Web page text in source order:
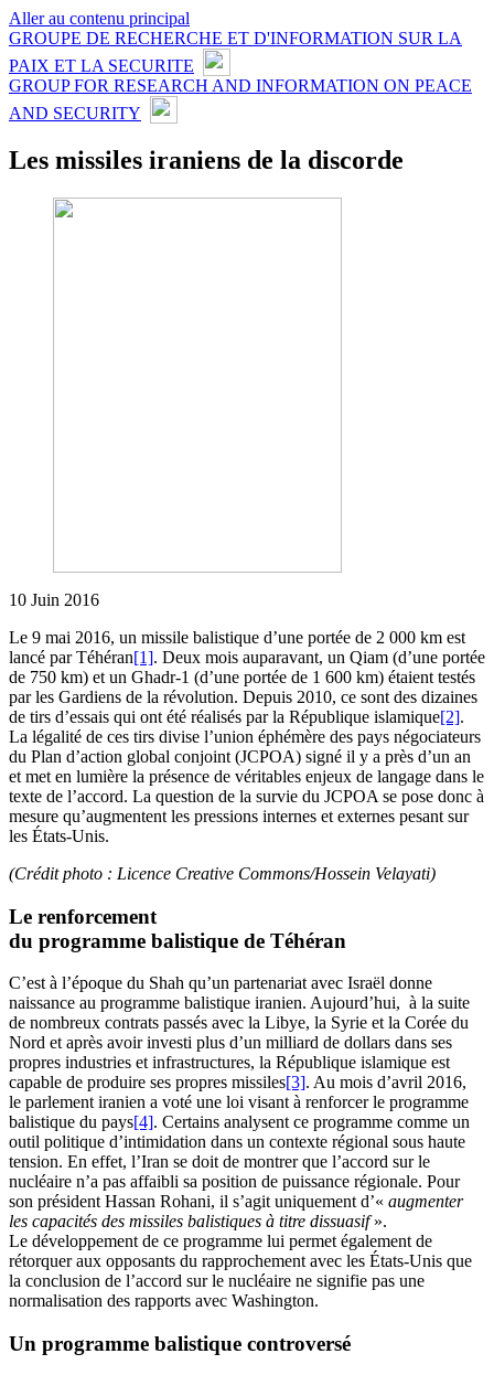
Aller au contenu principal
GROUPE DE RECHERCHE ET D'INFORMATION SUR LA
PAIX ET LA SECURITE
GROUP FOR RESEARCH AND INFORMATION ON PEACE
AND SECURITY
Les missiles iraniens de la discorde
10 Juin 2016
Le 9 mai 2016, un missile balistique d’une portée de 2 000 km est
lancé par Téhéran[1]. Deux mois auparavant, un Qiam (d’une portée
de 750 km) et un Ghadr-1 (d’une portée de 1 600 km) étaient testés
par les Gardiens de la révolution. Depuis 2010, ce sont des dizaines
de tirs d’essais qui ont été réalisés par la République islamique[2].
La légalité de ces tirs divise l’union éphémère des pays négociateurs
du Plan d’action global conjoint (JCPOA) signé il y a près d’un an
et met en lumière la présence de véritables enjeux de langage dans le
texte de l’accord. La question de la survie du JCPOA se pose donc à
mesure qu’augmentent les pressions internes et externes pesant sur
les États-Unis.
(Crédit photo : Licence Creative Commons/Hossein Velayati)
Le renforcement
du programme balistique de Téhéran
C’est à l’époque du Shah qu’un partenariat avec Israël donne
naissance au programme balistique iranien. Aujourd’hui, à la suite
de nombreux contrats passés avec la Libye, la Syrie et la Corée du
Nord et après avoir investi plus d’un milliard de dollars dans ses
propres industries et infrastructures, la République islamique est
capable de produire ses propres missiles[3]. Au mois d’avril 2016,
le parlement iranien a voté une loi visant à renforcer le programme
balistique du pays[4]. Certains analysent ce programme comme un
outil politique d’intimidation dans un contexte régional sous haute
tension. En effet, l’Iran se doit de montrer que l’accord sur le
nucléaire n’a pas affaibli sa position de puissance régionale. Pour
son président Hassan Rohani, il s’agit uniquement d’« augmenter
les capacités des missiles balistiques à titre dissuasif».
Le développement de ce programme lui permet également de
rétorquer aux opposants du rapprochement avec les États-Unis que
la conclusion de l’accord sur le nucléaire ne signifie pas une
normalisation des rapports avec Washington.
Un programme balistique controversé